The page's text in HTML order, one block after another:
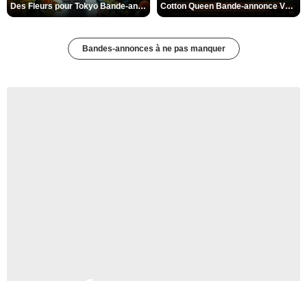
Des Fleurs pour Tokyo Bande-annonce VO STFR Cotton Queen Bande-annonce VO STFR
Bandes-annonces à ne pas manquer